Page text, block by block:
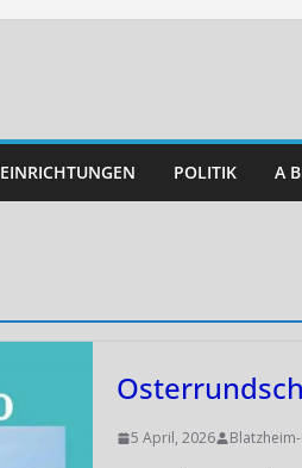
EINRICHTUNGEN POLITIK A
5 April, 2026